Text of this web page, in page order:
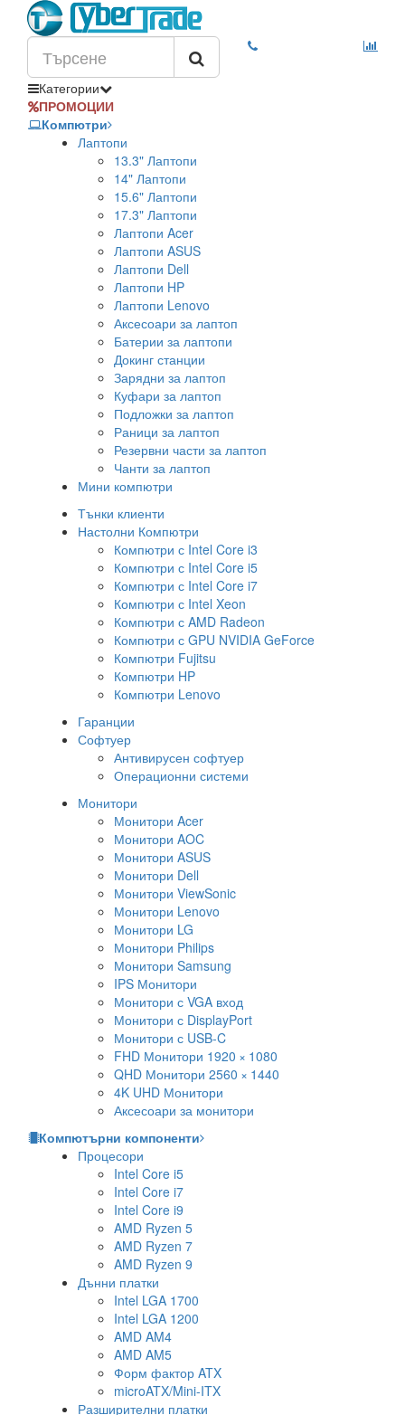
Категории
ПРОМОЦИИ
Компютри
Лаптопи
13.3" Лаптопи
14" Лаптопи
15.6" Лаптопи
17.3" Лаптопи
Лаптопи Acer
Лаптопи ASUS
Лаптопи Dell
Лаптопи HP
Лаптопи Lenovo
Аксесоари за лаптоп
Батерии за лаптопи
Докинг станции
Зарядни за лаптоп
Куфари за лаптоп
Подложки за лаптоп
Раници за лаптоп
Резервни части за лаптоп
Чанти за лаптоп
Мини компютри
Тънки клиенти
Настолни Компютри
Компютри с Intel Core i3
Компютри с Intel Core i5
Компютри с Intel Core i7
Компютри с Intel Xeon
Компютри с AMD Radeon
Компютри с GPU NVIDIA GeForce
Компютри Fujitsu
Компютри HP
Компютри Lenovo
Гаранции
Софтуер
Антивирусен софтуер
Операционни системи
Монитори
Монитори Acer
Монитори AOC
Монитори ASUS
Монитори Dell
Монитори ViewSonic
Монитори Lenovo
Монитори LG
Монитори Philips
Монитори Samsung
IPS Монитори
Монитори с VGA вход
Монитори с DisplayPort
Монитори с USB-C
FHD Монитори 1920 × 1080
QHD Монитори 2560 × 1440
4K UHD Монитори
Аксесоари за монитори
Компютърни компоненти
Процесори
Intel Core i5
Intel Core i7
Intel Core i9
AMD Ryzen 5
AMD Ryzen 7
AMD Ryzen 9
Дънни платки
Intel LGA 1700
Intel LGA 1200
AMD AM4
AMD AM5
Форм фактор ATX
microATX/Mini-ITX
Разширителни платки